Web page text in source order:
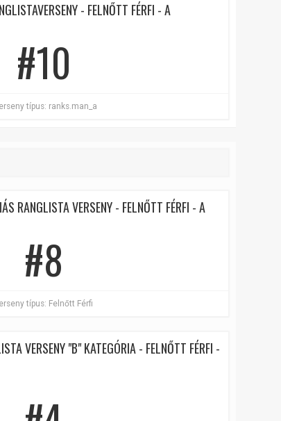
- FELNŐTT FÉRFI - A
#10
típus: ranks.man_a
RANGLISTA VERSENY - FELNŐTT FÉRFI - A
#8
típus: Felnőtt Férfi
VERSENY "B" KATEGÓRIA - FELNŐTT FÉRFI -